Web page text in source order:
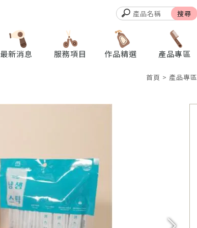
最新消息 服務項目 作品精選 產品專區
首頁 > 產品專區